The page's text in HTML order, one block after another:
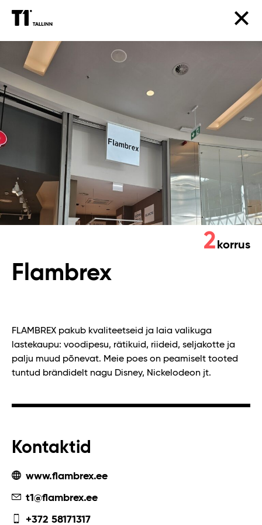
Flambrex
Flambrex
2 korrus
FLAMBREX pakub kvaliteetseid ja laia valikuga
lastekaupu: voodipesu, rätikuid, riideid, seljakotte ja
palju muud põnevat. Meie poes on peamiselt tooted
tuntud brändidelt nagu Disney, Nickelodeon jt.
Kontaktid
www.flambrex.ee
t1@flambrex.ee
+372 58171317